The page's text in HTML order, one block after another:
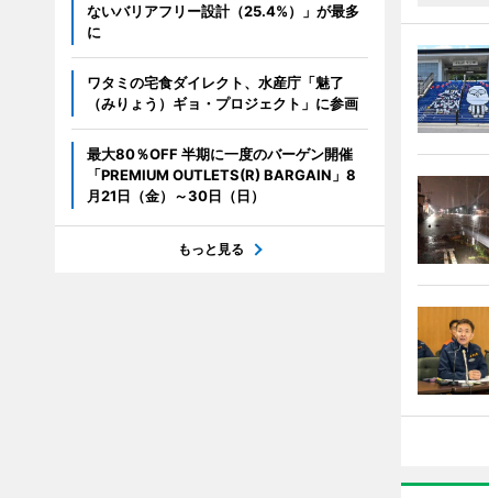
ないバリアフリー設計（25.4%）」が最多
に
ワタミの宅食ダイレクト、水産庁「魅了
（みりょう）ギョ・プロジェクト」に参画
最大80％OFF 半期に一度のバーゲン開催
「PREMIUM OUTLETS(R) BARGAIN」8
月21日（金）～30日（日）
もっと見る